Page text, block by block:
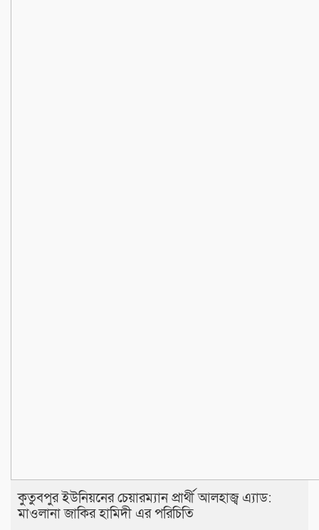
কুতুবপুর ইউনিয়নের চেয়ারম্যান প্রার্থী আলহাজ্ব এ‍্যাড:
মাওলানা জাকির হামিদী এর পরিচিতি